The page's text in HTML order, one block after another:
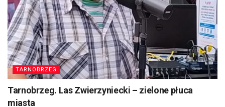
TARNOBRZEG
Tarnobrzeg. Las Zwierzyniecki – zielone płuca
miasta